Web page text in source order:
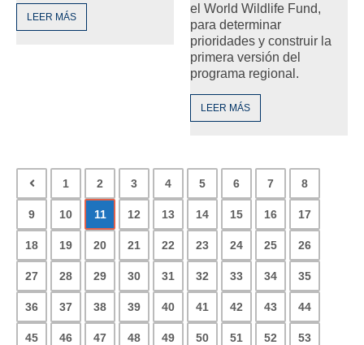
LEER MÁS
el World Wildlife Fund,
para determinar
prioridades y construir la
primera versión del
programa regional.
LEER MÁS
1 2 3 4 5 6 7 8
9 10 11 12 13 14 15 16 17
18 19 20 21 22 23 24 25 26
27 28 29 30 31 32 33 34 35
36 37 38 39 40 41 42 43 44
45 46 47 48 49 50 51 52 53